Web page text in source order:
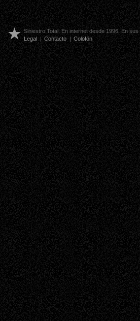
Siniestro Total. En internet desde 1996. En
Legal | Contacto | Colofón